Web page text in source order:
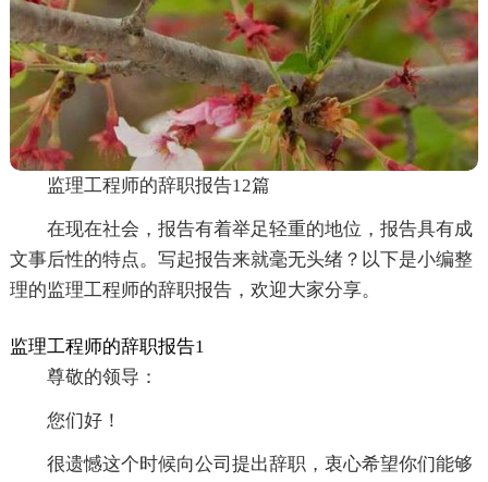
监理工程师的辞职报告12篇
在现在社会，报告有着举足轻重的地位，报告具有成
文事后性的特点。写起报告来就毫无头绪？以下是小编整
理的监理工程师的辞职报告，欢迎大家分享。
监理工程师的辞职报告1
尊敬的领导：
您们好！
很遗憾这个时候向公司提出辞职，衷心希望你们能够